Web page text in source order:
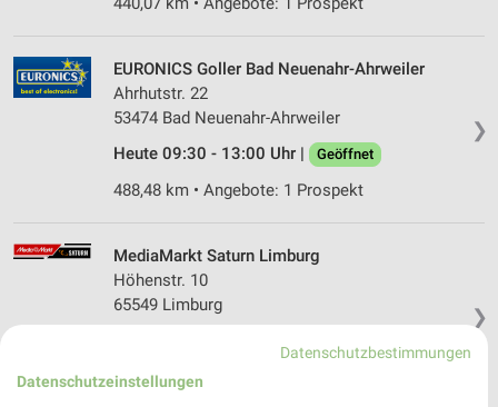
❯
EURONICS Goller Bad Neuenahr-Ahrweiler
Ahrhutstr. 22
53474 Bad Neuenahr-Ahrweiler
Heute 09:30 - 13:00 Uhr |
Geöffnet
488,48 km • Angebote: 1 Prospekt
❯
MediaMarkt Saturn Limburg
Höhenstr. 10
65549 Limburg
437,88 km • Angebote: 1 Prospekt
Datenschutzbestimmungen
Datenschutzeinstellungen